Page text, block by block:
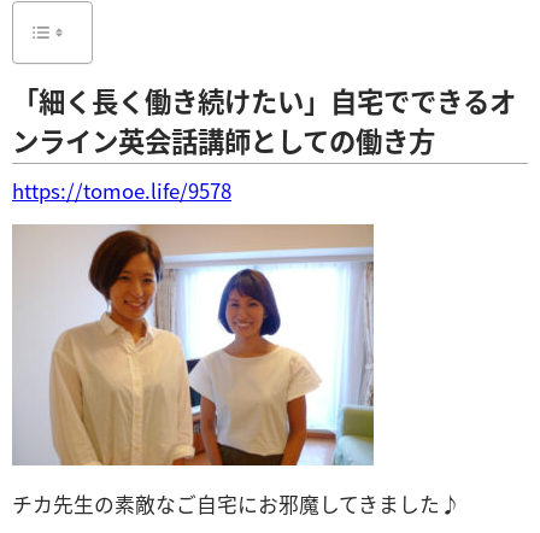
「細く長く働き続けたい」自宅でできるオ
ンライン英会話講師としての働き方
https://tomoe.life/9578
チカ先生の素敵なご自宅にお邪魔してきました♪